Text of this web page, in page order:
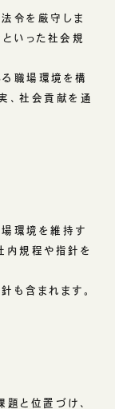
令を厳守しま
いった社会規
職場環境を構
、社会貢献を通
環境を維持す
内規程や指針を
も含まれます。
題と位置づけ、